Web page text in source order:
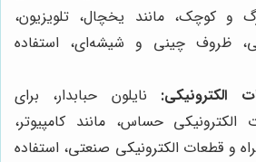
و کوچک، مانند یخچال، تلویزیون،
ظروف چینی و شیشه‌ای، استفاده
الکترونیکی: نایلون حبابدار، برای
الکترونیکی حساس، مانند کامپیوتر،
و قطعات الکترونیکی صنعتی، استفاده